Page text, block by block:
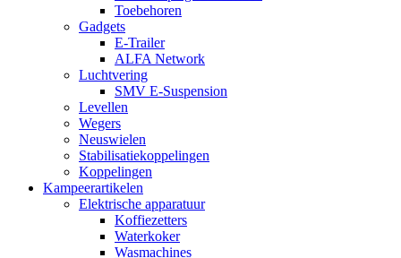
Toebehoren
Gadgets
E-Trailer
ALFA Network
Luchtvering
SMV E-Suspension
Levellen
Wegers
Neuswielen
Stabilisatiekoppelingen
Koppelingen
Kampeerartikelen
Elektrische apparatuur
Koffiezetters
Waterkoker
Wasmachines